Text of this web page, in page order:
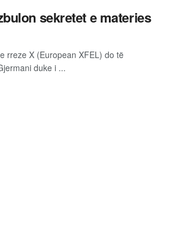
sekretet e materies
rreze X (European XFEL) do të
duke i ...